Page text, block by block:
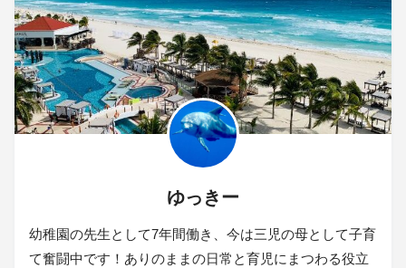
ゆっきー
幼稚園の先生として7年間働き、今は三児の母として子育
て奮闘中です！ありのままの日常と育児にまつわる役立